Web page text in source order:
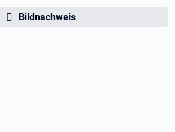
Bildnachweis